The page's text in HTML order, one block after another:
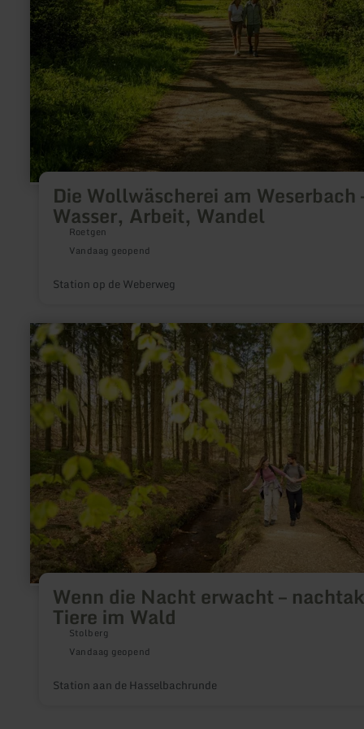
Die Wollwäscherei am Weserbach
Wasser, Arbeit, Wandel
Roetgen
Vandaag geopend
Station op de Weberweg
Wenn die Nacht erwacht –
Tiere im Wald
Stolberg
Vandaag geopend
Station aan de Hasselbachrunde
meer
informatie
over:
Wenn
die
Nacht
erwacht
nachtaktive
Wald